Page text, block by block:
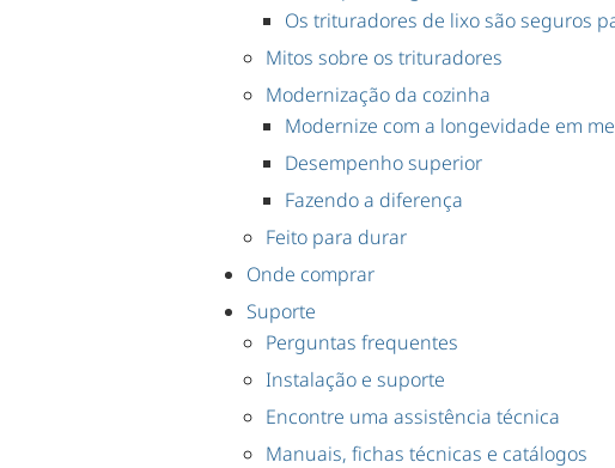
Os trituradores de lixo são seguros
Mitos sobre os trituradores
Modernização da cozinha
Modernize com a longevidade em
Desempenho superior
Fazendo a diferença
Feito para durar
Onde comprar
Suporte
Perguntas frequentes
Instalação e suporte
Encontre uma assistência técnica
Manuais, fichas técnicas e catálogos